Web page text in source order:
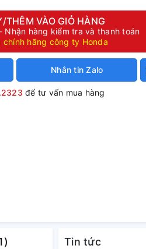
THÊM VÀO GIỎ HÀNG
Nhận hàng kiểm tra và thanh toán
chính hãng công ty Honda
Nhắn tin Zalo
để tư vấn mua hàng
Tin tức